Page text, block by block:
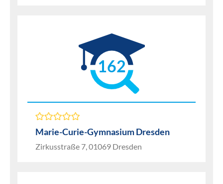
162
Marie-Curie-Gymnasium Dresden
Zirkusstraße 7, 01069 Dresden